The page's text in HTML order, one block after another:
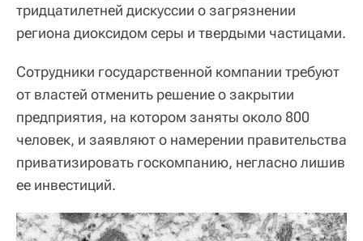
тридцатилетней дискуссии о загрязнении
региона диоксидом серы и твердыми частицами.
Сотрудники государственной компании требуют
от властей отменить решение о закрытии
предприятия, на котором заняты около 800
человек, и заявляют о намерении правительства
приватизировать госкомпанию, негласно лишив
ее инвестиций.